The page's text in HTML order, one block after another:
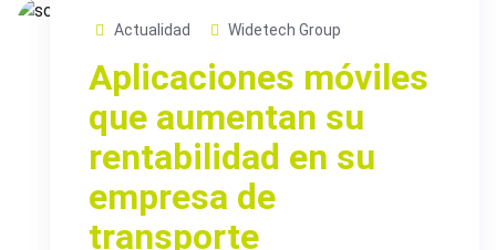
Actualidad Widetech Group
Aplicaciones móviles
que aumentan su
rentabilidad en su
empresa de
transporte